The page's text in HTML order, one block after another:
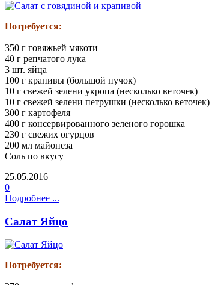
Потребуется:
350 г говяжьей мякоти
40 г репчатого лука
3 шт. яйца
100 г крапивы (большой пучок)
10 г свежей зелени укропа (несколько веточек)
10 г свежей зелени петрушки (несколько веточек)
300 г картофеля
400 г консервированного зеленого горошка
230 г свежих огурцов
200 мл майонеза
Соль по вкусу
25.05.2016
0
Подробнее ...
Салат Яйцо
Потребуется: